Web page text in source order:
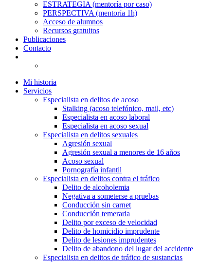
ESTRATEGIA (mentoría por caso)
PERSPECTIVA (mentoría 1h)
Acceso de alumnos
Recursos gratuitos
Publicaciones
Contacto
Mi historia
Servicios
Especialista en delitos de acoso
Stalking (acoso telefónico, mail, etc)
Especialista en acoso laboral
Especialista en acoso sexual
Especialista en delitos sexuales
Agresión sexual
Agresión sexual a menores de 16 años
Acoso sexual
Pornografía infantil
Especialista en delitos contra el tráfico
Delito de alcoholemia
Negativa a someterse a pruebas
Conducción sin carnet
Conducción temeraria
Delito por exceso de velocidad
Delito de homicidio imprudente
Delito de lesiones imprudentes
Delito de abandono del lugar del accidente
Especialista en delitos de tráfico de sustancias